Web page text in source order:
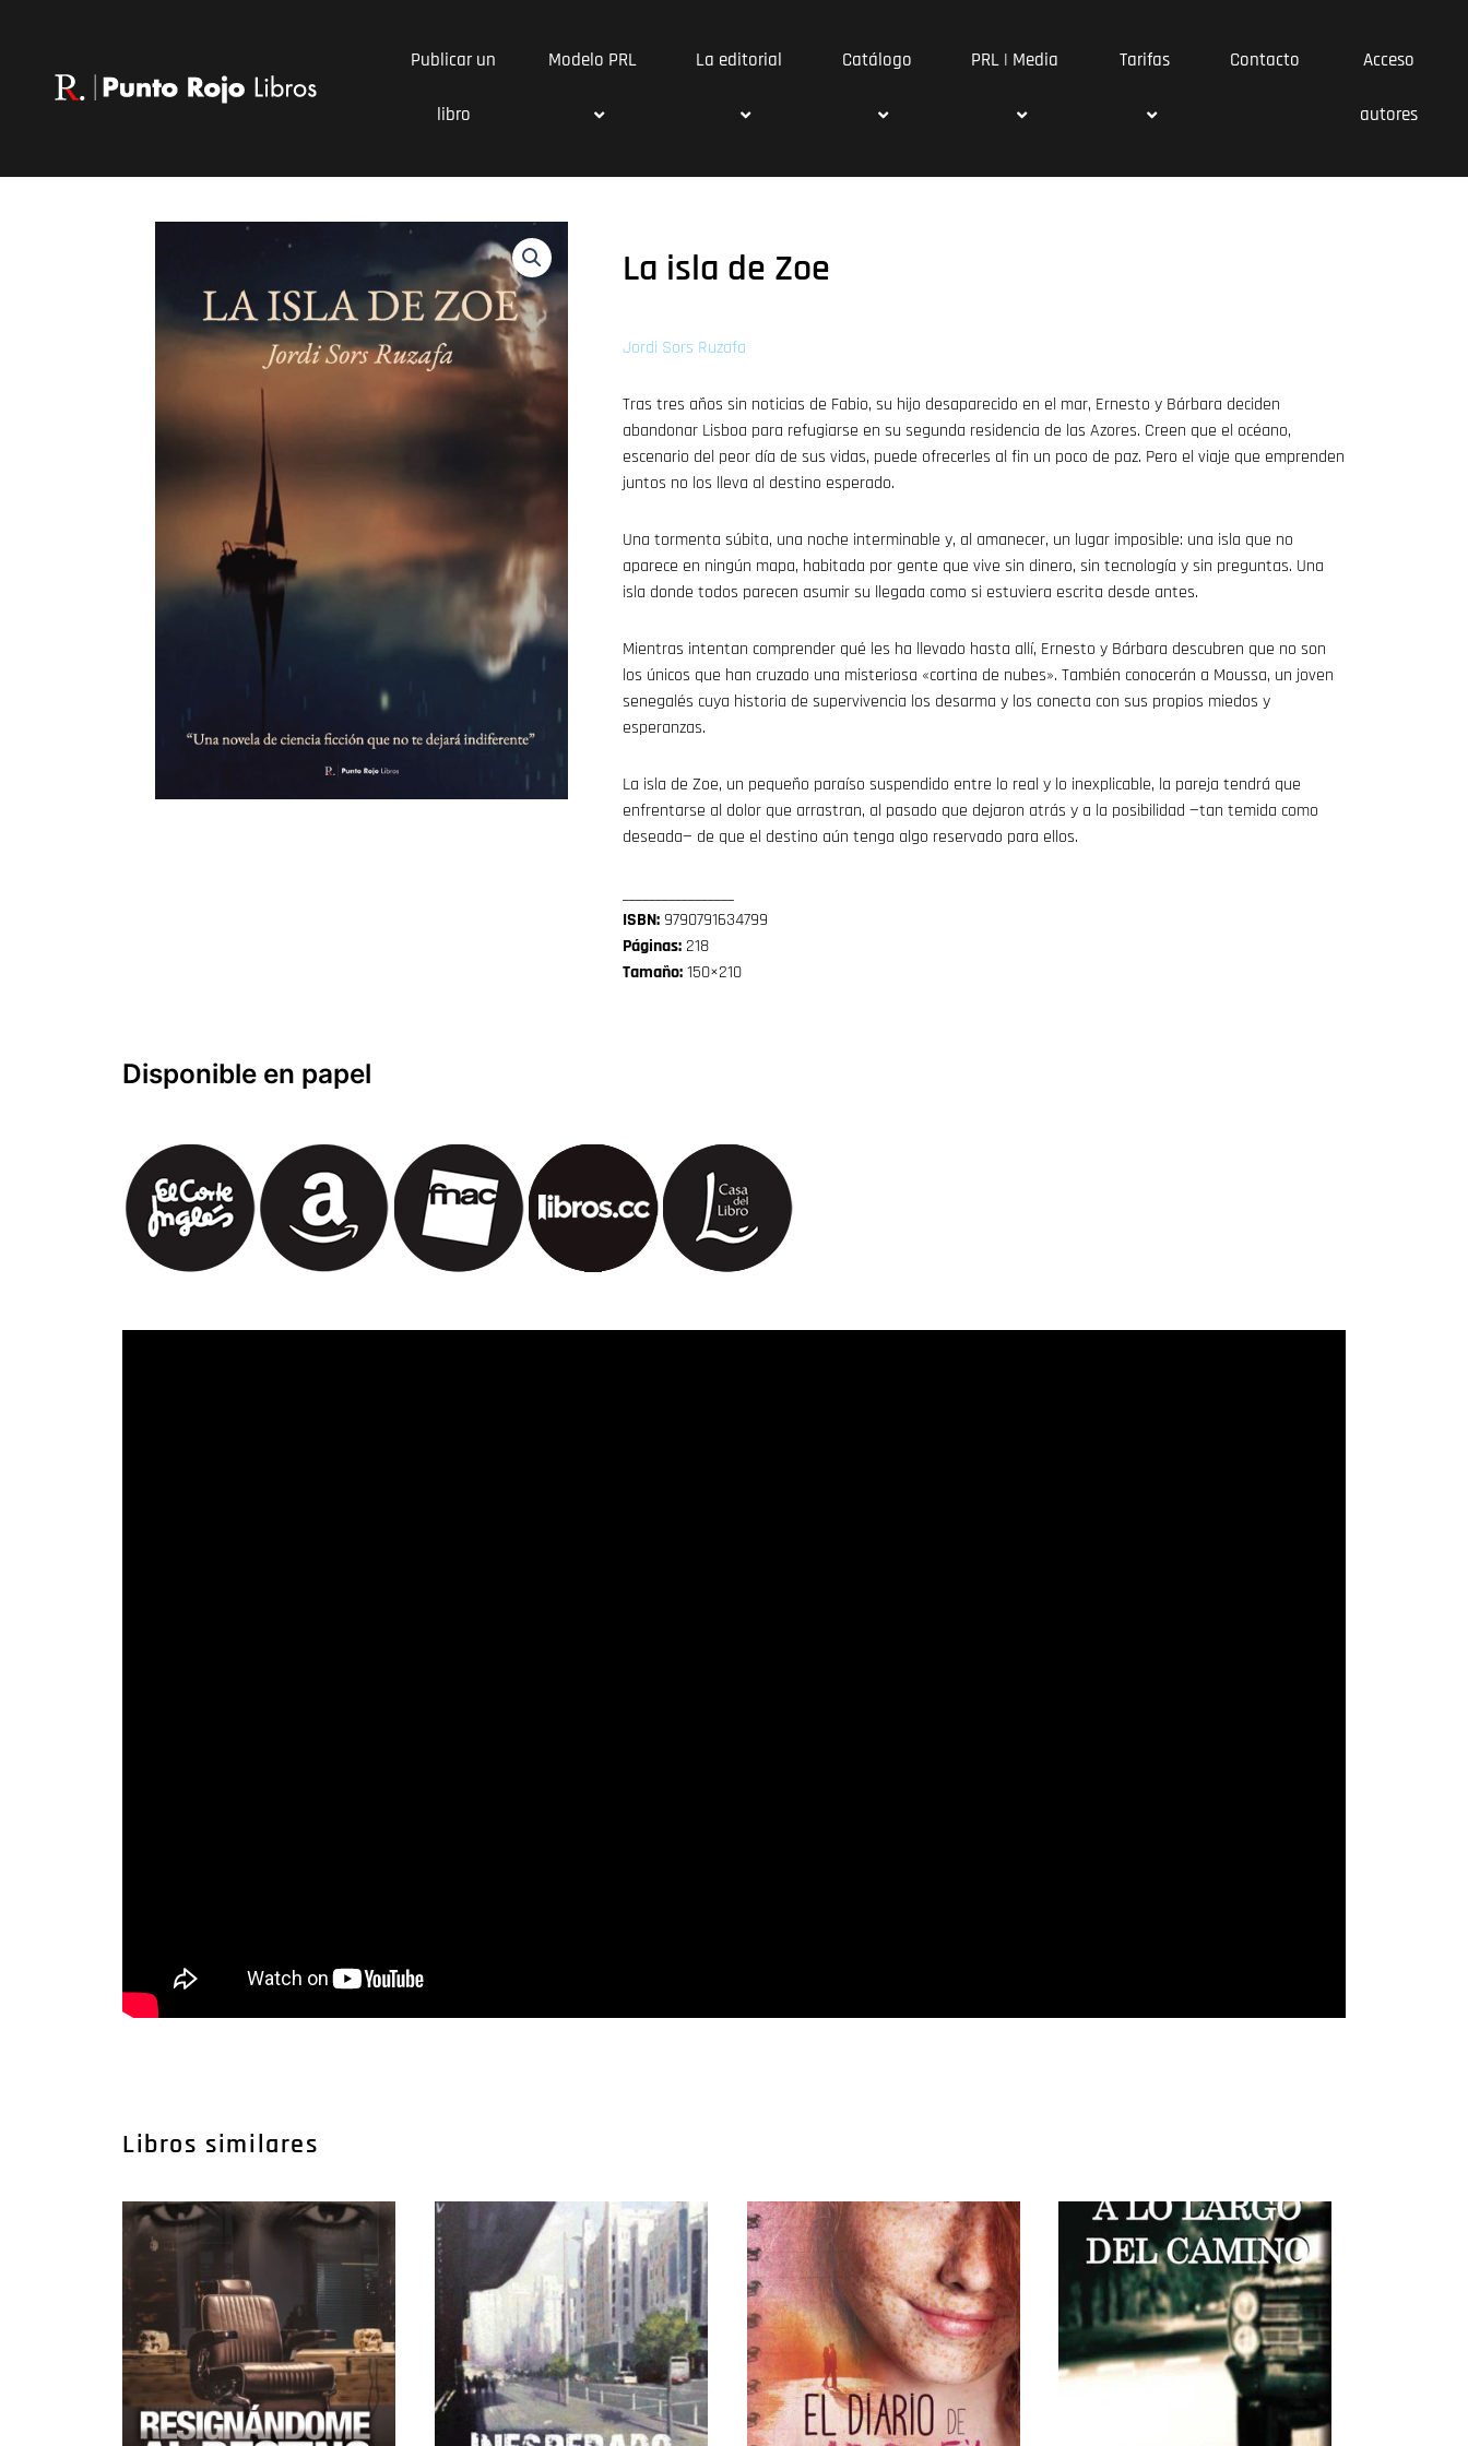
Publicar un
libro
Modelo PRL La editorial Catálogo PRL | Media Tarifas Contacto Acceso
autores
La isla de Zoe
Jordi Sors Ruzafa
Tras tres años sin noticias de Fabio, su hijo desaparecido en el mar, Ernesto y Bárbara deciden
abandonar Lisboa para refugiarse en su segunda residencia de las Azores. Creen que el océano,
escenario del peor día de sus vidas, puede ofrecerles al fin un poco de paz. Pero el viaje que emprenden
juntos no los lleva al destino esperado.
Una tormenta súbita, una noche interminable y, al amanecer, un lugar imposible: una isla que no
aparece en ningún mapa, habitada por gente que vive sin dinero, sin tecnología y sin preguntas. Una
isla donde todos parecen asumir su llegada como si estuviera escrita desde antes.
Mientras intentan comprender qué les ha llevado hasta allí, Ernesto y Bárbara descubren que no son
los únicos que han cruzado una misteriosa «cortina de nubes». También conocerán a Moussa, un joven
senegalés cuya historia de supervivencia los desarma y los conecta con sus propios miedos y
esperanzas.
La isla de Zoe, un pequeño paraíso suspendido entre lo real y lo inexplicable, la pareja tendrá que
enfrentarse al dolor que arrastran, al pasado que dejaron atrás y a la posibilidad —tan temida como
deseada— de que el destino aún tenga algo reservado para ellos.
ISBN:9790791634799
Páginas:218
Tamaño:150×210
Disponible en papel
Libros similares